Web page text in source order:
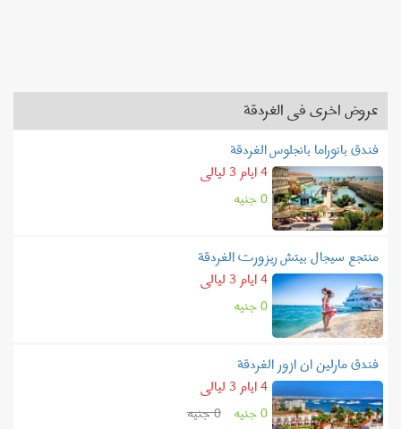
عروض اخرى فى الغردقة
فندق بانوراما بانجلوس الغردقة
4 ايام 3 ليالى
0 جنيه
منتجع سيجال بيتش ريزورت الغردقة
4 ايام 3 ليالى
0 جنيه
فندق مارلين ان ازور الغردقة
4 ايام 3 ليالى
0 جنيه
0 جنيه